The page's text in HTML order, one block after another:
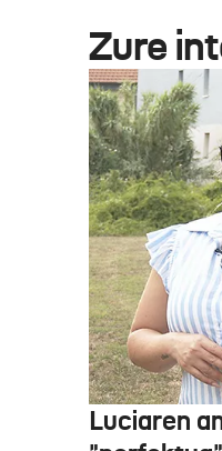
Zure
Luciaren